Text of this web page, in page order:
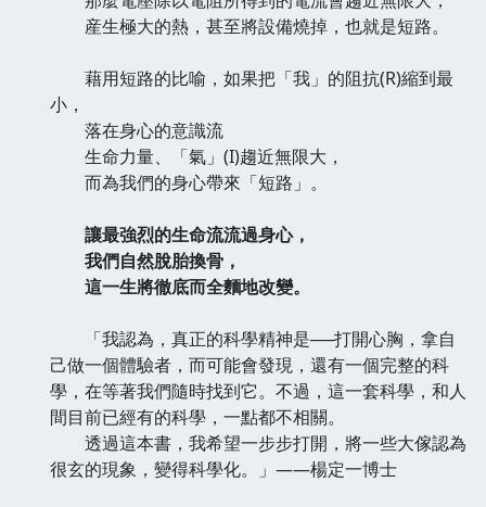
産生極大的熱，甚至將設備燒掉，也就是短路。
藉用短路的比喻，如果把「我」的阻抗(R)縮到最
小，
落在身心的意識流
生命力量、「氣」(I)趨近無限大，
而為我們的身心帶來「短路」。
讓最強烈的生命流流過身心，
我們自然脫胎換骨，
這一生將徹底而全麵地改變。
「我認為，真正的科學精神是──打開心胸，拿自
己做一個體驗者，而可能會發現，還有一個完整的科
學，在等著我們隨時找到它。不過，這一套科學，和人
間目前已經有的科學，一點都不相關。
透過這本書，我希望一步步打開，將一些大傢認為
很玄的現象，變得科學化。」——楊定一博士